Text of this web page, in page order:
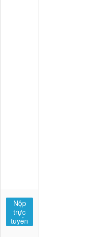
Nộp
trực
tuyến